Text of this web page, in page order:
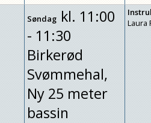
Søndag kl. 11:00
- 11:30
Birkerød
Svømmehal,
Ny 25 meter
bassin
Laura